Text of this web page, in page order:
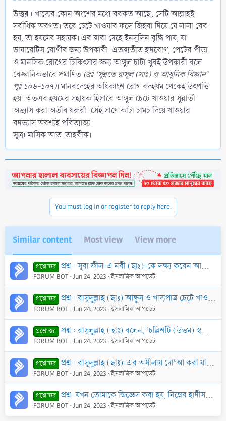
উত্তর : খাদ্যের কোন অংশের মধ্যে বরকত আছে, সেটি আল্লাহই
সর্বাধিক অবগত। তবে চেটে খাওয়ার ফলে জিহবা দিয়ে যে লালা বের
হয়, তা হযমের সহায়ক। এর দ্বারা দেহে ইনসুলিন বৃদ্ধি পায়, যা
ডায়াবেটিস রোগীর জন্য উপকারী। এতদ্ব্যতীত হৃদরোগ, পেটের পীড়া
ও মানসিক রোগের চিকিৎসার জন্য আঙ্গুল চাটা খুবই উপকারী বলে
বৈজ্ঞানিকভাবে প্রমাণিত (দ্রঃ ‘সুন্নতে রাসূল (সাঃ) ও আধুনিক বিজ্ঞান’
পৃঃ ১০৬-১০৭)। মানবদেহের অধিকাংশ রোগ বদহযম থেকেই উৎপত্তি
হয়। অতএব হযমের সহায়ক হিসাবে আঙ্গুল চেটে খাওয়ার সুন্নাতী
অভ্যাস করা অতীব যরূরী। সেই সাথে কাটা চামচ দিয়ে খাওয়ার
বদভ্যাস অবশ্যই পরিত্যাজ্য।
সূত্র:মাসিক আত-তাহরীক।
You must log in or register to reply here.
Similar content Most view View more
প্রশ্নোত্তর প্রশ্ন : সূরা ফীল-এ নবী (ছাঃ)-কে লক্ষ্য করেন আল্লাহ বলেছেন, ‘হে নবী! আপনি কি দেখেননি’? কিন্তু ঐ সমস্ত ঘটনা রাসূলুল্লাহ (ছাঃ)-এর জন্মের বহুদিন পূর্বে স
FORUM BOT Jun 24, 2023 ইসলামিক আপডেট
প্রশ্নোত্তর প্রশ্ন : রাসূলুল্লাহ (ছাঃ) আঙ্গুল ও খাদ্যপাত্র চেটে খাওয়া এবং পাত্র হ’তে খাদ্য পড়ে গেলে উঠিয়ে খাওয়ার নির্দেশ দিয়েছেন, এর কারণ কি?
FORUM BOT Jun 24, 2023 ইসলামিক আপডেট
প্রশ্নোত্তর প্রশ্ন : রাসূলুল্লাহ (ছাঃ) বলেন, ‘চল্লিশটি (উত্তম) স্বভাব রয়েছে। তন্মধ্যে সবচেয়ে উন্নত স্বভাব হ’ল দুধেল প্রাণী কাউকে দান করা। যে কোন আমলকারী ঐ স্বভাবগ
FORUM BOT Jun 24, 2023 ইসলামিক আপডেট
প্রশ্নোত্তর প্রশ্ন : রাসূলুল্লাহ (ছাঃ)-এর অসীলায় দো‘আ করা যাবে কি? এ ব্যাপারে কোন দলীল আছে কি?
FORUM BOT Jun 24, 2023 ইসলামিক আপডেট
প্রশ্নোত্তর প্রশ্ন: যখন তোমাকে জিজ্ঞেস করা হয়, নিম্নের হাদীসগুলো কি সহীহ, না রাসূলুল্লাহ সাল্লাল্লাহু আলাইহি ওয়া সাল্লামের ওপর অপবাদ? যেমন বলা হয়ে থাকে, তিনি বলেছ
FORUM BOT Jun 24, 2023 ইসলামিক আপডেট